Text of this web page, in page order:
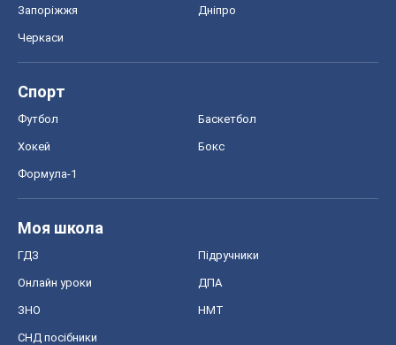
Запоріжжя Дніпро
Черкаси
Спорт
Футбол Баскетбол
Хокей Бокс
Формула-1
Моя школа
ГДЗ Підручники
Онлайн уроки ДПА
ЗНО НМТ
СНД посібники